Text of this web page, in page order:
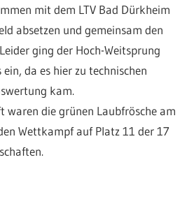
mit dem LTV Bad Dürkheim
absetzen und gemeinsam den
ging der Hoch-Weitsprung
da es hier zu technischen
kam.
waren die grünen Laubfrösche am
Wettkampf auf Platz 11 der 17